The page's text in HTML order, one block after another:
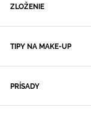
ZLOŽENIE
TIPY NA MAKE-UP
PRÍSADY